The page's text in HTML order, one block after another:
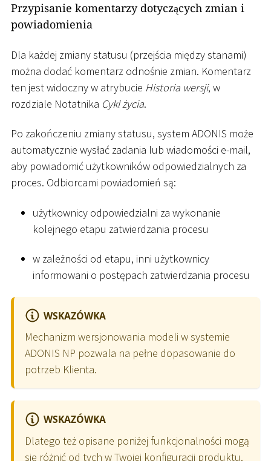
Przypisanie komentarzy dotyczących zmian i
powiadomienia
Dla każdej zmiany statusu (przejścia między stanami)
można dodać komentarz odnośnie zmian. Komentarz
ten jest widoczny w atrybucie Historia wersji, w
rozdziale Notatnika Cykl życia.
Po zakończeniu zmiany statusu, system ADONIS może
automatycznie wysłać zadania lub wiadomości e-mail,
aby powiadomić użytkowników odpowiedzialnych za
proces. Odbiorcami powiadomień są:
użytkownicy odpowiedzialni za wykonanie
kolejnego etapu zatwierdzania procesu
w zależności od etapu, inni użytkownicy
informowani o postępach zatwierdzania procesu
WSKAZÓWKA
Mechanizm wersjonowania modeli w systemie
ADONIS NP pozwala na pełne dopasowanie do
potrzeb Klienta.
WSKAZÓWKA
Dlatego też opisane poniżej funkcjonalności mogą
się różnić od tych w Twojej konfiguracji produktu.